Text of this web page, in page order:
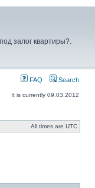
залог квартиры?.
FAQ Search
It is currently 09.03.2012
All times are UTC